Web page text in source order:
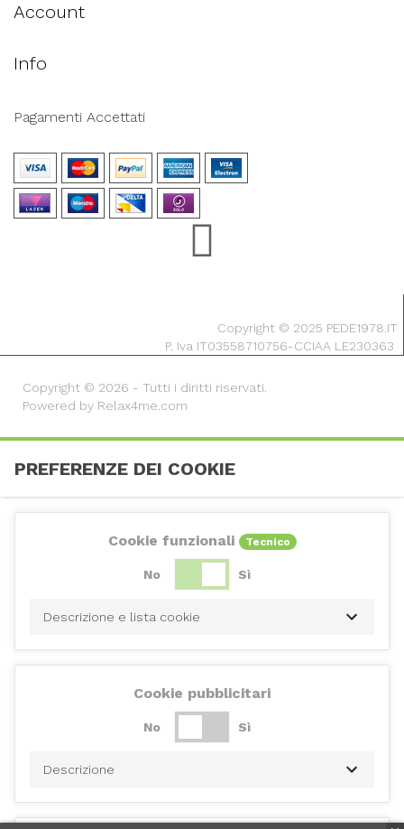
Account
Info
Pagamenti Accettati
Copyright © 2025 PEDE1978.IT
P. Iva IT03558710756-CCIAA LE230363
Copyright © 2026 - Tutti i diritti riservati.
Powered by Relax4me.com
PREFERENZE DEI COOKIE
Cookie funzionali Tecnico
No Sì
Descrizione e lista cookie
Cookie pubblicitari
No Sì
Descrizione